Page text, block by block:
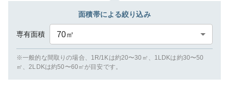
面積帯による絞り込み
専有面積 70㎡
※一般的な間取りの場合、1R/1Kは約20〜30㎡、1LDKは約30〜50
㎡、2LDKは約50〜60㎡が目安です。